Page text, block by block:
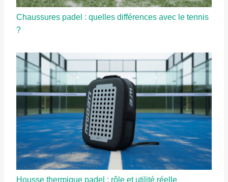
Chaussures padel : quelles différences avec le tennis
?
Housse thermique padel : rôle et utilité réelle